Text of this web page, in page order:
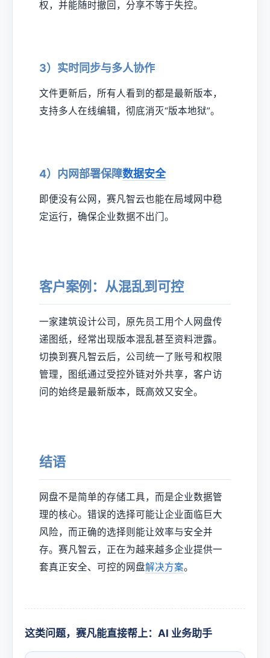
权，并能随时撤回，分享不等于失控。
3）实时同步与多人协作
文件更新后，所有人看到的都是最新版本，
支持多人在线编辑，彻底消灭“版本地狱”。
4）内网部署保障数据安全
即便没有公网，赛凡智云也能在局域网中稳
定运行，确保企业数据不出门。
客户案例：从混乱到可控
一家建筑设计公司，原先员工用个人网盘传
递图纸，经常出现版本混乱甚至资料泄露。
切换到赛凡智云后，公司统一了账号和权限
管理，图纸通过受控外链对外共享，客户访
问的始终是最新版本，既高效又安全。
结语
网盘不是简单的存储工具，而是企业数据管
理的核心。错误的选择可能让企业面临巨大
风险，而正确的选择则能让效率与安全并
存。赛凡智云，正在为越来越多企业提供一
套真正安全、可控的网盘解决方案。
这类问题，赛凡能直接帮上：AI 业务助手